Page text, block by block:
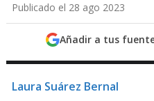
Publicado el 28 ago 2023
Añadir a tus
Laura Suárez Bernal